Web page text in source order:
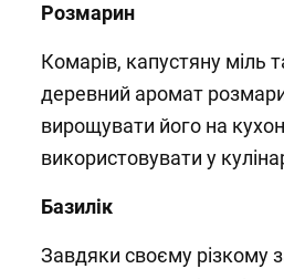
Розмарин
Комарів, капустяну міль
деревний аромат
вирощувати його на
використовувати у
Базилік
Завдяки своєму різкому